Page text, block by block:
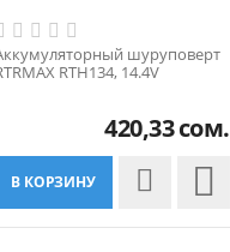
шуруповерт
RTH134, 14.4V
420,33сом.
В КОРЗИНУ 